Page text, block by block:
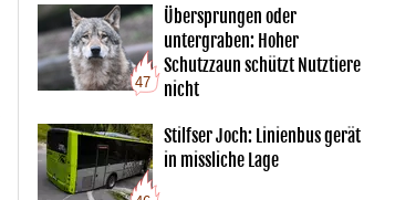
47
Übersprungen oder
untergraben: Hoher
Schutzzaun schützt Nutztiere
nicht
Stilfser Joch: Linienbus gerät
in missliche Lage